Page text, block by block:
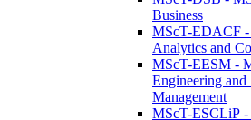
Business
MScT-EDACF -
Analytics and
MScT-EESM -
Engineering
Management
MScT-ESCLiP